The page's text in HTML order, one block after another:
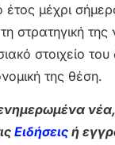
μέχρι
στρατηγική της
στοιχείο του
της θέση.
Ειδήσεις ή